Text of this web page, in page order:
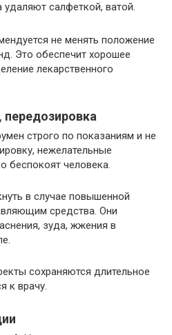
удаляют салфеткой, ватой.
не менять положение
Это обеспечит хорошее
лекарственного
строго по показаниям и не
нежелательные
беспокоят человека.
в случае повышенной
средства. Они
зуда, жжения в
сохраняются длительное
к врачу.